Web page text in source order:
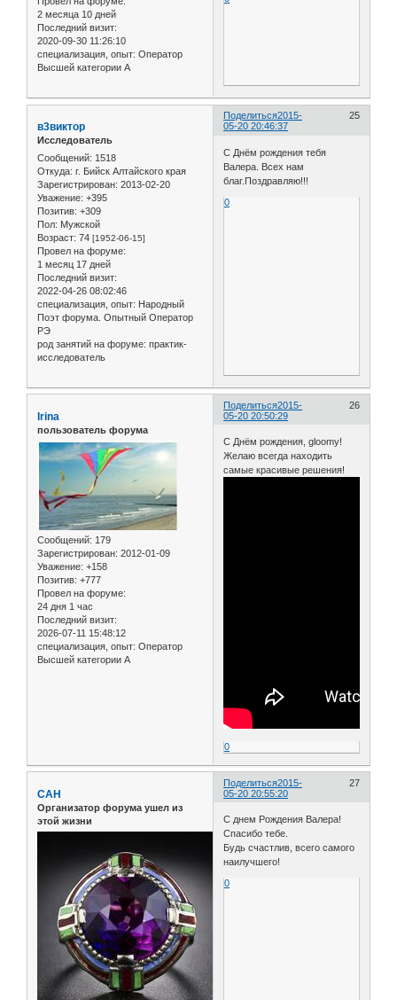
2 месяца 10 дней
Последний визит:
2020-09-30 11:26:10
специализация, опыт: Оператор
Высшей категории А
Поделиться 25
2015-
05-20 20:46:37
в3виктор
Исследователь
Сообщений: 1518
Откуда: г. Бийск Алтайского края
Зарегистрирован: 2013-02-20
Уважение: +395
Позитив: +309
Пол: Мужской
Возраст: 74 [1952-06-15]
Провел на форуме:
1 месяц 17 дней
Последний визит:
2022-04-26 08:02:46
специализация, опыт: Народный
Поэт форума. Опытный Оператор
РЭ
род занятий на форуме: практик-
исследователь
С Днём рождения тебя
Валера. Всех нам
благ.Поздравляю!!!
0
Поделиться 26
2015-
05-20 20:50:29
Irina
пользователь форума
Сообщений: 179
Зарегистрирован: 2012-01-09
Уважение: +158
Позитив: +777
Провел на форуме:
24 дня 1 час
Последний визит:
2026-07-11 15:48:12
специализация, опыт: Оператор
Высшей категории А
С Днём рождения, gloomy!
Желаю всегда находить
самые красивые решения!
0
Поделиться 27
2015-
05-20 20:55:20
САН
Организатор форума ушел из
этой жизни
С днем Рождения Валера!
Спасибо тебе.
Будь счастлив, всего самого
наилучшего!
0